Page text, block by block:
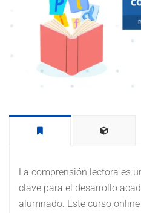
La comprensión lectora es
clave para el desarrollo
alumnado. Este curso